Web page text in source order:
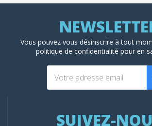
Vous pouvez vous désinscrire à tout
politique de confidentialité pour en
SUIVEZ-